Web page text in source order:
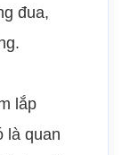
đua,
lắp
là quan